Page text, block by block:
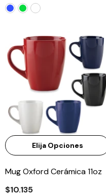
Elija Opciones
Mug Oxford Cerámica 11oz
$10.135